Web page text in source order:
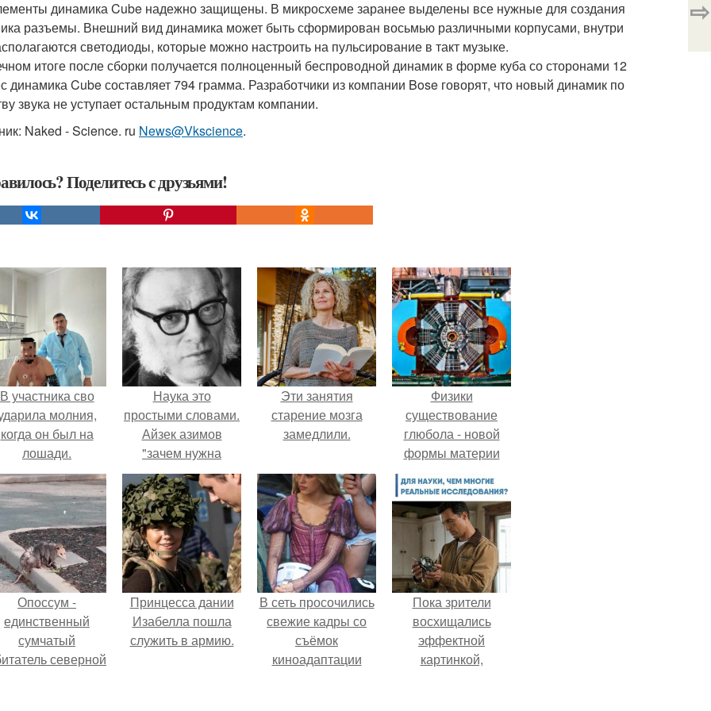
динамика Cube надежно защищены. В микросхеме заранее выделены все нужные для создания
разъемы. Внешний вид динамика может быть сформирован восьмью различными корпусами, внутри
светодиоды, которые можно настроить на пульсирование в такт музыке.
итоге после сборки получается полноценный беспроводной динамик в форме куба со сторонами 12
динамика Cube составляет 794 грамма. Разработчики из компании Bose говорят, что новый динамик по
звука не уступает остальным продуктам компании.
Naked - Science. ru News@Vkscience.
Поделитесь с друзьями!
⇨
В участника сво
молния,
когда он был на
лошади.
Наука это
простыми словами.
Айзек азимов
"зачем нужна
история науки?
Эти занятия
старение мозга
замедлили.
Физики
существование
глюбола - новой
формы материи
Опоссум -
единственный
сумчатый
северной
Принцесса дании
Изабелла пошла
служить в армию.
В сеть просочились
свежие кадры со
съёмок
киноадаптации
Пока зрители
восхищались
эффектной
картинкой,